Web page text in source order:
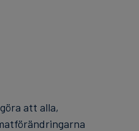
att alla,